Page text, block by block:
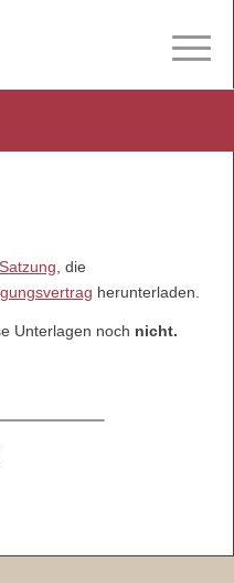
Satzung, die
herunterladen.
Unterlagen noch nicht.